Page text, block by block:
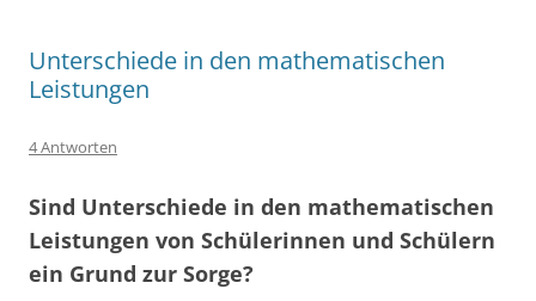
Unterschiede in den mathematischen
Leistungen
4 Antworten
Sind Unterschiede in den mathematischen
Leistungen von Schülerinnen und Schülern
ein Grund zur Sorge?